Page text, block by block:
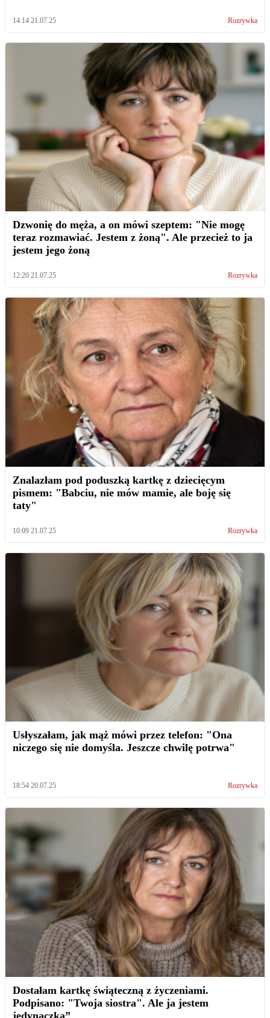
14:14 21.07.25 Rozrywka
Dzwonię do męża, a on mówi szeptem: "Nie mogę
teraz rozmawiać. Jestem z żoną". Ale przecież to ja
jestem jego żoną
12:20 21.07.25 Rozrywka
Znalazłam pod poduszką kartkę z dziecięcym
pismem: "Babciu, nie mów mamie, ale boję się
taty"
10:09 21.07.25 Rozrywka
Usłyszałam, jak mąż mówi przez telefon: "Ona
niczego się nie domyśla. Jeszcze chwilę potrwa"
18:54 20.07.25 Rozrywka
Dostałam kartkę świąteczną z życzeniami.
Podpisano: "Twoja siostra". Ale ja jestem
jedynaczką”